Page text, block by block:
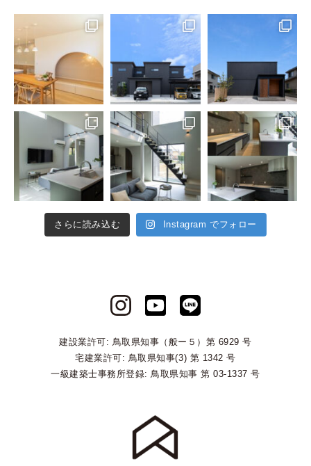
さらに読み込む Instagram でフォロー
建設業許可: 鳥取県知事（般ー５）第 6929 号
宅建業許可: 鳥取県知事(3) 第 1342 号
一級建築士事務所登録: 鳥取県知事 第 03-1337 号